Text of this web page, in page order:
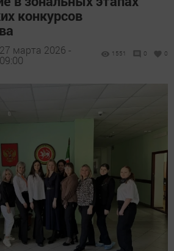
конкурсов
27 марта 2026 -
09:00
1551 0 0